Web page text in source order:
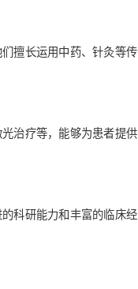
擅长运用中药、针灸等传
治疗等，能够为患者提供
科研能力和丰富的临床经